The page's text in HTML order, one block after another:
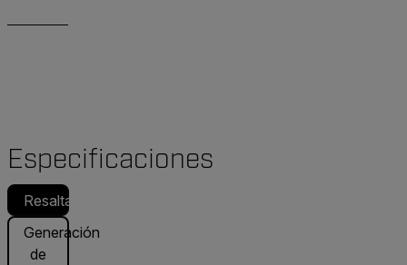
Especificaciones
Resaltado
Generación
de